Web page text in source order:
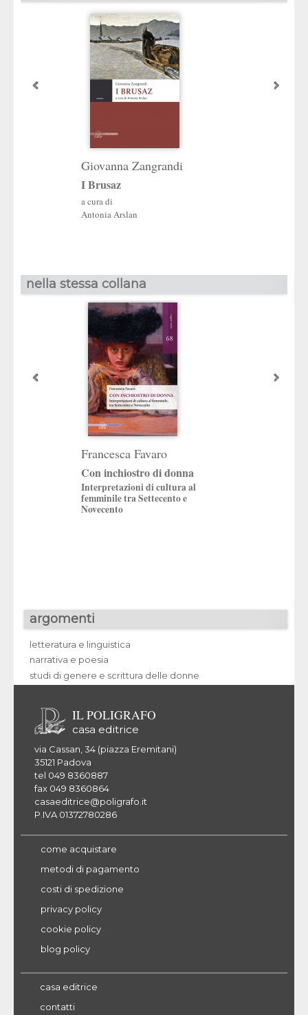
Giovanna Zangrandi
I Brusaz
a cura di
Antonia Arslan
nella stessa collana
Francesca Favaro
Con inchiostro di donna
Interpretazioni di cultura al
femminile tra Settecento e
Novecento
argomenti
letteratura e linguistica
narrativa e poesia
studi di genere e scrittura delle donne
IL POLIGRAFO
casa editrice
via Cassan, 34 (piazza Eremitani)
35121 Padova
tel 049 8360887
fax 049 8360864
casaeditrice@poligrafo.it
P.IVA 01372780286
come acquistare
metodi di pagamento
costi di spedizione
privacy policy
cookie policy
blog policy
casa editrice
contatti